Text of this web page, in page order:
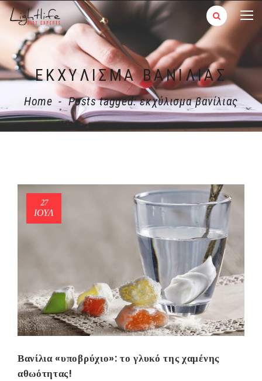
ΕΚΧΎΛΙΣΜΑ ΒΑΝΊΛΙΑΣ
Home - Posts tagged: εκχύλισμα βανίλιας
27
ΙΟΎΛ
Βανίλια «υποβρύχιο»: το γλυκό της χαμένης
αθωότητας!